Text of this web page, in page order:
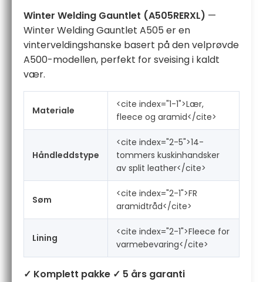
Winter Welding Gauntlet (A505RERXL) —
Winter Welding Gauntlet A505 er en
vinterveldingshanske basert på den velprøvde
A500-modellen, perfekt for sveising i kaldt
vær.
Materiale
<cite index="1-1">Lær,
fleece og aramid</cite>
Håndleddstype
<cite index="2-5">14-
tommers kuskinhandsker
av split leather</cite>
Søm
<cite index="2-1">FR
aramidtråd</cite>
Lining
<cite index="2-1">Fleece for
varmebevaring</cite>
✓ Komplett pakke ✓ 5 års garanti